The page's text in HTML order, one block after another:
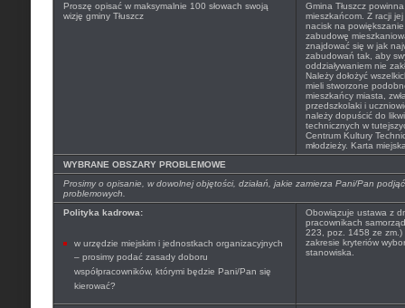
Proszę opisać w maksymalnie 100 słowach swoją
wizję gminy Tłuszcz
Gmina Tłuszcz
mieszkańcom. Z racji
nacisk na
zabudowę
znajdować się w jak
zabudowań tak, aby
oddziaływaniem nie
Należy dołożyć
mieli stworzone
mieszkańcy miasta,
przedszkolaki i
należy dopuścić do
technicznych w
Centrum Kultury
młodzieży. Karta
WYBRANE OBSZARY PROBLEMOWE
Prosimy o opisanie, w dowolnej objętości, działań, jakie zamierza Pani/Pan
problemowych.
Polityka kadrowa:
w urzędzie miejskim i jednostkach organizacyjnych
– prosimy podać zasady doboru
współpracowników, którymi będzie Pani/Pan się
kierować?
Obowiązuje ustawa z
pracownikach
223, poz. 1458 ze zm.)
zakresie kryteriów
stanowiska.